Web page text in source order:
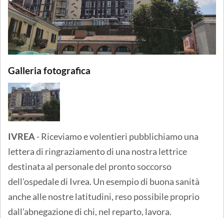
Galleria fotografica
IVREA- Riceviamo e volentieri pubblichiamo una
lettera di ringraziamento di una nostra lettrice
destinata al personale del pronto soccorso
dell'ospedale di Ivrea. Un esempio di buona sanità
anche alle nostre latitudini, reso possibile proprio
dall'abnegazione di chi, nel reparto, lavora.